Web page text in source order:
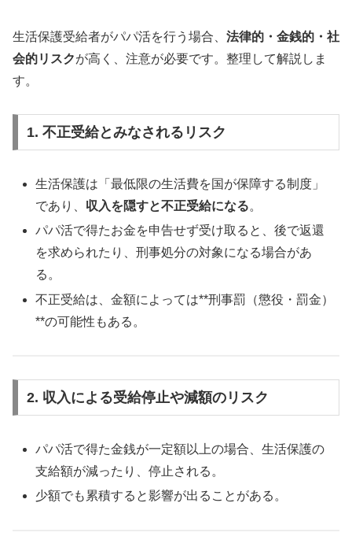
生活保護受給者がパパ活を行う場合、 法律的・金銭的・社
会的リスクが高く、注意が必要です。整理して解説しま
す。
1. 不正受給とみなされるリスク
生活保護は「最低限の生活費を国が保障する制度」
であり、 収入を隠すと不正受給になる。
パパ活で得たお金を申告せず受け取ると、後で返還
を求められたり、刑事処分の対象になる場合があ
る。
不正受給は、金額によっては**刑事罰（懲役・罰金）
**の可能性もある。
2. 収入による受給停止や減額のリスク
パパ活で得た金銭が一定額以上の場合、生活保護の
支給額が減ったり、停止される。
少額でも累積すると影響が出ることがある。